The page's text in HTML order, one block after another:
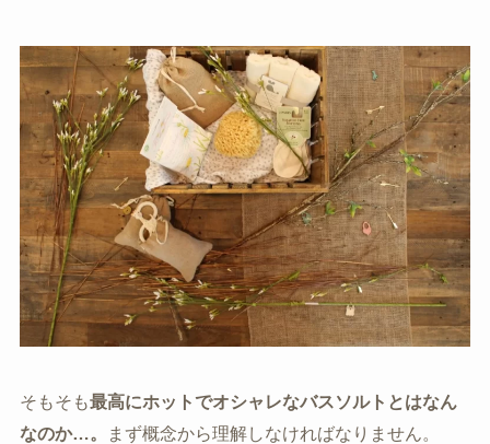
そもそも最高にホットでオシャレなバスソルトとはなん
なのか…。
まず概念から理解しなければなりません。